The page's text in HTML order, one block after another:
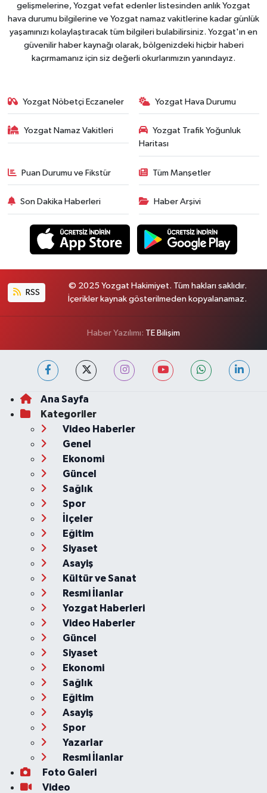
gelişmelerine, Yozgat vefat edenler listesinden anlık Yozgat
hava durumu bilgilerine ve Yozgat namaz vakitlerine kadar günlük
yaşamınızı kolaylaştıracak tüm bilgileri bulabilirsiniz. Yozgat'ın en
güvenilir haber kaynağı olarak, bölgenizdeki hiçbir haberi
kaçırmamanız için siz değerli okurlarımızın yanındayız.
Yozgat Nöbetçi Eczaneler Yozgat Hava Durumu
Yozgat Namaz Vakitleri
Yozgat Trafik Yoğunluk
Haritası
Puan Durumu ve Fikstür Tüm Manşetler
Son Dakika Haberleri Haber Arşivi
RSS
© 2025 Yozgat Hakimiyet. Tüm hakları saklıdır.
İçerikler kaynak gösterilmeden kopyalanamaz.
Haber Yazılımı: TE Bilişim
Ana Sayfa
Kategoriler
Video Haberler
Genel
Ekonomi
Güncel
Sağlık
Spor
İlçeler
Eğitim
Siyaset
Asayiş
Kültür ve Sanat
Resmi İlanlar
Yozgat Haberleri
Video Haberler
Güncel
Siyaset
Ekonomi
Sağlık
Eğitim
Asayiş
Spor
Yazarlar
Resmi İlanlar
Foto Galeri
Video